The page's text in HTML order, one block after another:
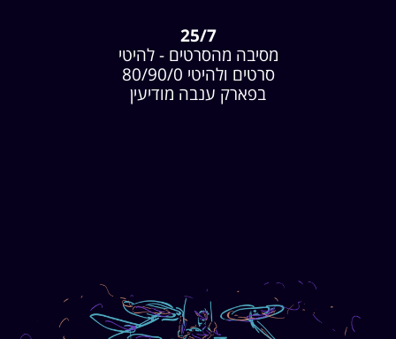
25/7
מסיבה מהסרטים - להיטי
סרטים ולהיטי 80/90/0
בפארק ענבה מודיעין